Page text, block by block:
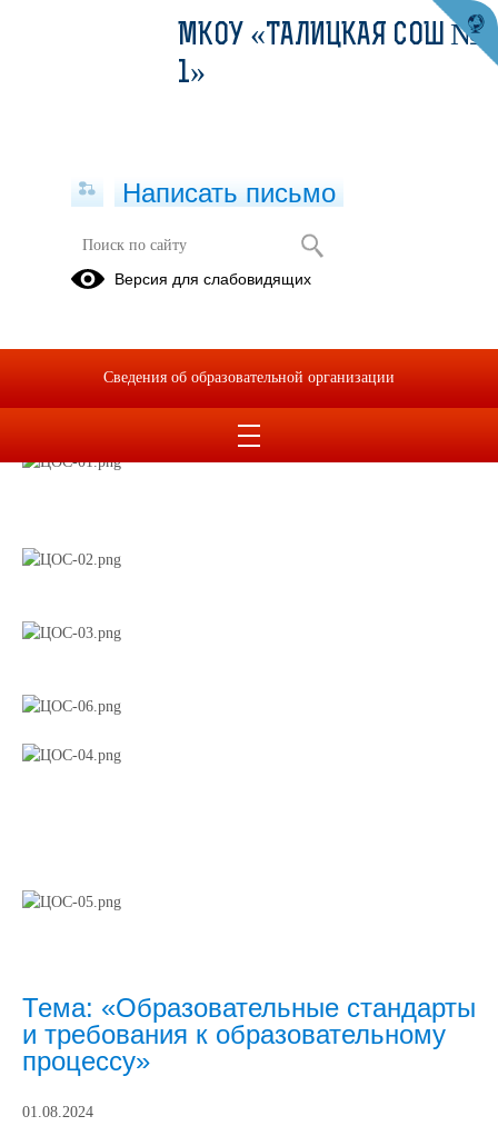
Цифровая образовательная среда
Сегодня познакомимся с сутью федерального проекта.
Смотрите карточки с подробностями
Тема: «Образовательные стандарты
и требования к образовательному
процессу»
01.08.2024
МКОУ «ТАЛИЦКАЯ СОШ №
1»
Написать письмо
Версия для слабовидящих
Сведения об образовательной организации